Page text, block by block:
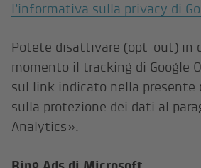
l’informativa sulla privacy di
Potete disattivare (opt-out) in
momento il tracking di Google
sul link indicato nella presente
sulla protezione dei dati al
Analytics».